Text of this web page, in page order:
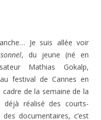
Je suis allée voir
, du jeune (né en
Mathias Gokalp,
festival de Cannes en
cadre de la semaine de la
déjà réalisé des courts-
documentaires, c’est